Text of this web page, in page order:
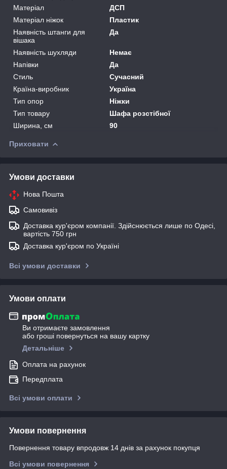
Матеріал
ДСП
Матеріал ніжок
Пластик
Наявність штанги для
вішака
Да
Наявність шухляди
Немає
Напівки
Да
Стиль
Сучасний
Країна-виробник
Україна
Тип опор
Ніжки
Тип товару
Шафа розстібної
Ширина, см
90
Приховати
Умови доставки
Нова Пошта
Самовивіз
Доставка кур'єром компанії. Здійснюється лише по Одесі,
вартість 750 грн
Доставка кур'єром по Україні
Всі умови доставки
Умови оплати
Ви отримаєте замовлення
або гроші повернуться на вашу картку
Детальніше
Оплата на рахунок
Передплата
Всі умови оплати
Умови повернення
Повернення товару впродовж 14 днів за рахунок покупця
Всі умови повернення